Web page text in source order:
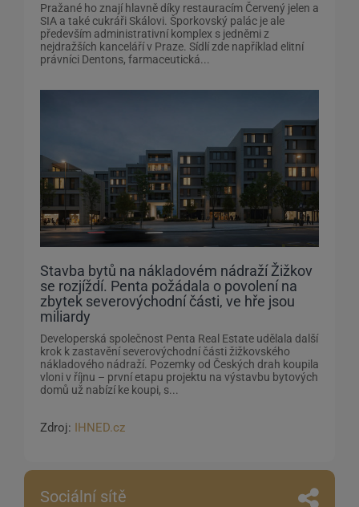
Pražané ho znají hlavně díky restauracím Červený jelen a
SIA a také cukráři Skálovi. Šporkovský palác je ale
především administrativní komplex s jedněmi z
nejdražších kanceláří v Praze. Sídlí zde například elitní
právníci Dentons, farmaceutická...
Stavba bytů na nákladovém nádraží Žižkov
se rozjíždí. Penta požádala o povolení na
zbytek severovýchodní části, ve hře jsou
miliardy
Developerská společnost Penta Real Estate udělala další
krok k zastavění severovýchodní části žižkovského
nákladového nádraží. Pozemky od Českých drah koupila
vloni v říjnu – první etapu projektu na výstavbu bytových
domů už nabízí ke koupi, s...
Zdroj: IHNED.cz
Sociální sítě